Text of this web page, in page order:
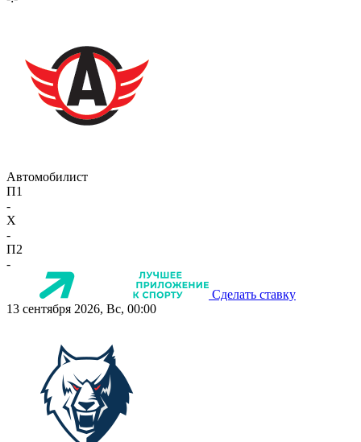
Автомобилист
П1
-
X
-
П2
-
Сделать ставку
13 сентября 2026, Вс, 00:00